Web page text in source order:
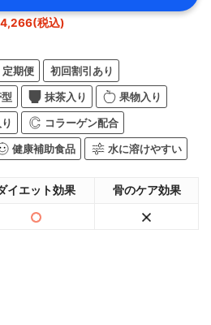
税込)
定期便 初回割引あり
抹茶入り 果物入り
コラーゲン配合
健康補助食品 水に溶けやすい
イエット効果 骨のケア効果